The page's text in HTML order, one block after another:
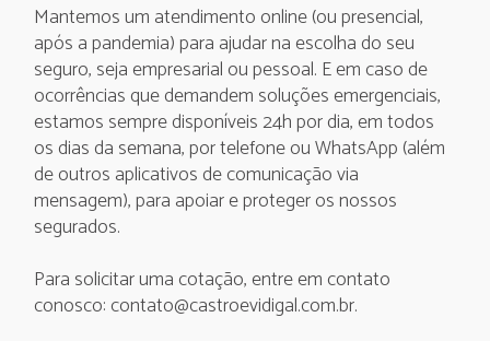
Mantemos um atendimento online (ou presencial,
após a pandemia) para ajudar na escolha do seu
seguro, seja empresarial ou pessoal. E em caso de
ocorrências que demandem soluções emergenciais,
estamos sempre disponíveis 24h por dia, em todos
os dias da semana, por telefone ou WhatsApp (além
de outros aplicativos de comunicação via
mensagem), para apoiar e proteger os nossos
segurados.
Para solicitar uma cotação, entre em contato
conosco:contato@castroevidigal.com.br.